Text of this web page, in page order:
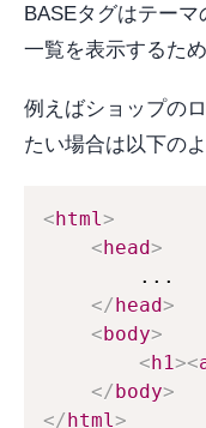
BASEタグはテー
一覧を表示するた
例えばショップの
たい場合は以下の
<html>
<head>
        ...
</head>
<body>
<h1><
</body>
</html>